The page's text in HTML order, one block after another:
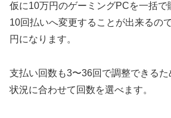
仮に10万円のゲーミングPCを一括で
10回払いへ変更することが出来るの
円になります。
支払い回数も3〜36回で調整できる
状況に合わせて回数を選べます。